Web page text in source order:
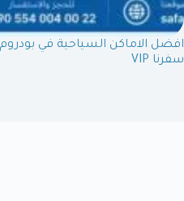
سفرنا VIP